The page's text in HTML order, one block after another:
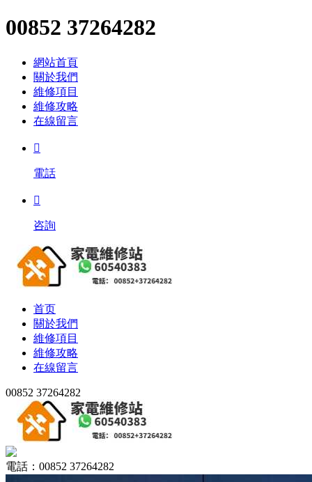
00852 37264282
網站首頁
關於我們
維修項目
維修攻略
在線留言

電話

咨詢
首页
關於我們
維修項目
維修攻略
在線留言
00852 37264282
電話：00852 37264282